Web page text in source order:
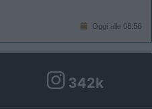
Oggi alle 08:56
342k